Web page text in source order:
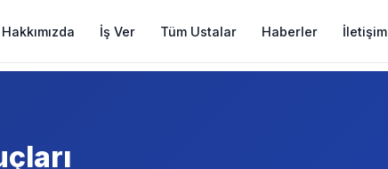
Hakkımızda İş Ver Tüm Ustalar Haberler İletişim